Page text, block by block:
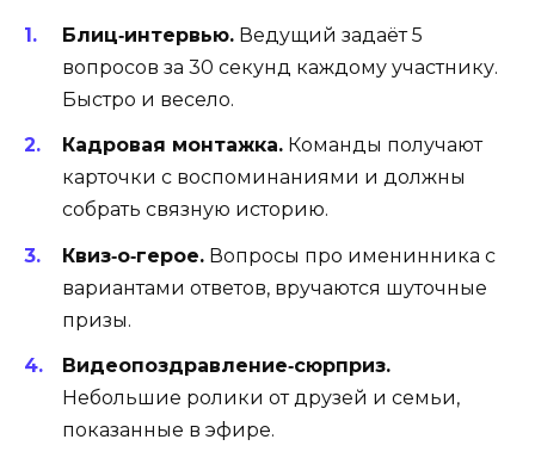
Блиц‑интервью. Ведущий задаёт 5
вопросов за 30 секунд каждому участнику.
Быстро и весело.
Кадровая монтажка. Команды получают
карточки с воспоминаниями и должны
собрать связную историю.
Квиз‑о‑герое. Вопросы про именинника с
вариантами ответов, вручаются шуточные
призы.
Видеопоздравление‑сюрприз.
Небольшие ролики от друзей и семьи,
показанные в эфире.